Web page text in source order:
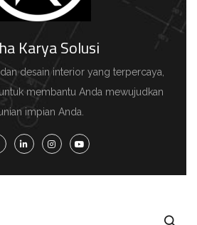
Karya Solusi
desain interior yang terpercaya,
membantu Anda mewujudkan
impian Anda.